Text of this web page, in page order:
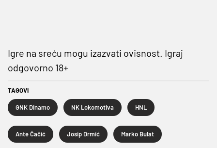
Igre na sreću mogu izazvati ovisnost. Igraj
odgovorno 18+
TAGOVI
GNK Dinamo NK Lokomotiva HNL
Ante Čačić Josip Drmić Marko Bulat